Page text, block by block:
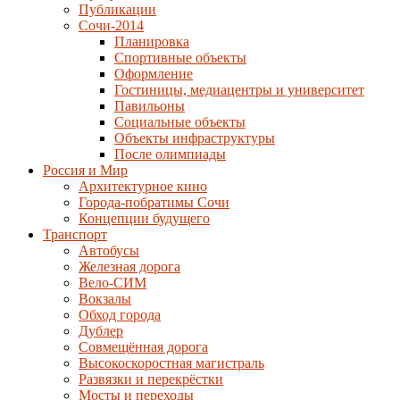
Публикации
Сочи-2014
Планировка
Спортивные объекты
Оформление
Гостиницы, медиацентры и университет
Павильоны
Социальные объекты
Объекты инфраструктуры
После олимпиады
Россия и Мир
Архитектурное кино
Города-побратимы Сочи
Концепции будущего
Транспорт
Автобусы
Железная дорога
Вело-СИМ
Вокзалы
Обход города
Дублер
Совмещённая дорога
Высокоскоростная магистраль
Развязки и перекрёстки
Мосты и переходы